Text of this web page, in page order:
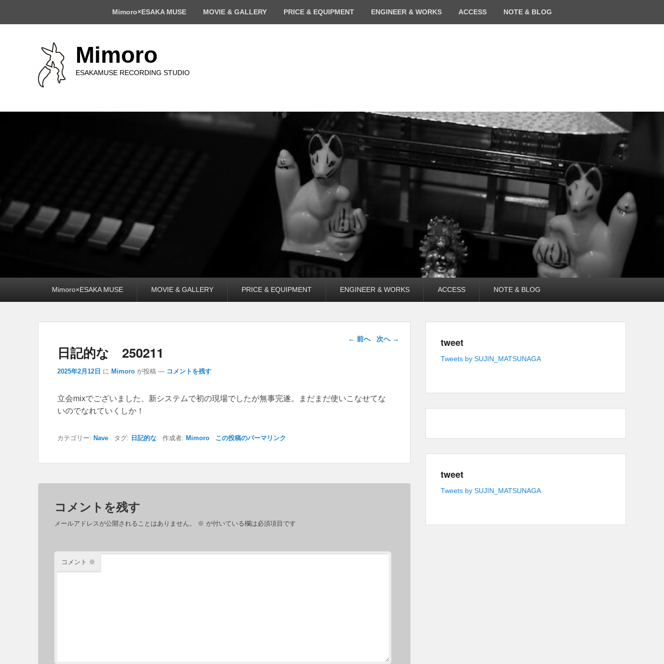
プ
ュ
ー
Mimoro×ESAKA MUSE MOVIE & GALLERY PRICE & EQUIPMENT ENGINEER & WORKS ACCESS NOTE & BLOG
Mimoro
ESAKAMUSE RECORDING STUDIO
ン
Mimoro×ESAKA MUSE MOVIE & GALLERY PRICE & EQUIPMENT ENGINEER & WORKS ACCESS NOTE & BLOG
投稿ナビゲー
ション
← 前へ 次へ →
日記的な 250211
2025年2月12日 に Mimoro が投稿 — コメントを残す
立会mixでございました、新システムで初の現場でしたが無事完遂。まだまだ使いこなせてな
いのでなれていくしか！
カテゴリー: Nave タグ: 日記的な 作成者: Mimoro この投稿のパーマリンク
コメントを残す
メールアドレスが公開されることはありません。 ※ が付いている欄は必須項目です
コメント ※
tweet
Tweets by SUJIN_MATSUNAGA
tweet
Tweets by SUJIN_MATSUNAGA